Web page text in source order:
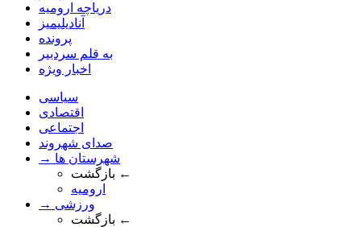
دریاچه ارومیه
آنادیلیمیز
پرونده
به قلم سردبیر
اخبار ویژه
سیاسی
اقتصادی
اجتماعی
صدای شهروند
→ شهرستان ها
بازگشت ←
ارومیه
→ ورزشی
بازگشت ←